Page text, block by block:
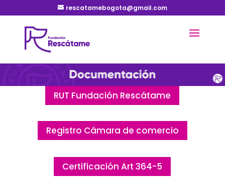
rescatamebogota@gmail.com
RUT Fundación Rescátame
Registro Cámara de comercio
Certificación Art 364-5